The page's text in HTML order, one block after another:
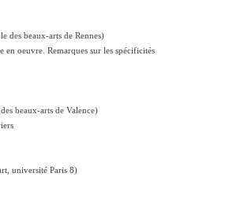
des beaux-arts de Rennes)
en oeuvre. Remarques sur les spécificités
beaux-arts de Valence)
université Paris 8)